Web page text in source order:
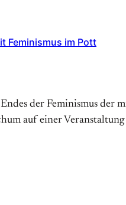
Feminismus im Pott
der Feminismus der
auf einer Veranstaltung